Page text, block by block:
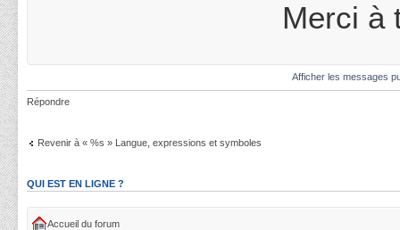
Merci à
Afficher les messages
Répondre
Revenir à « %s » Langue, expressions et symboles
QUI EST EN LIGNE ?
Accueil du forum